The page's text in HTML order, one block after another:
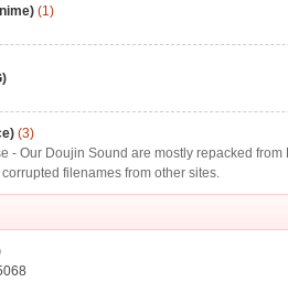
(1)
(3)
- Our Doujin Sound are mostly repacked
filenames from other sites.